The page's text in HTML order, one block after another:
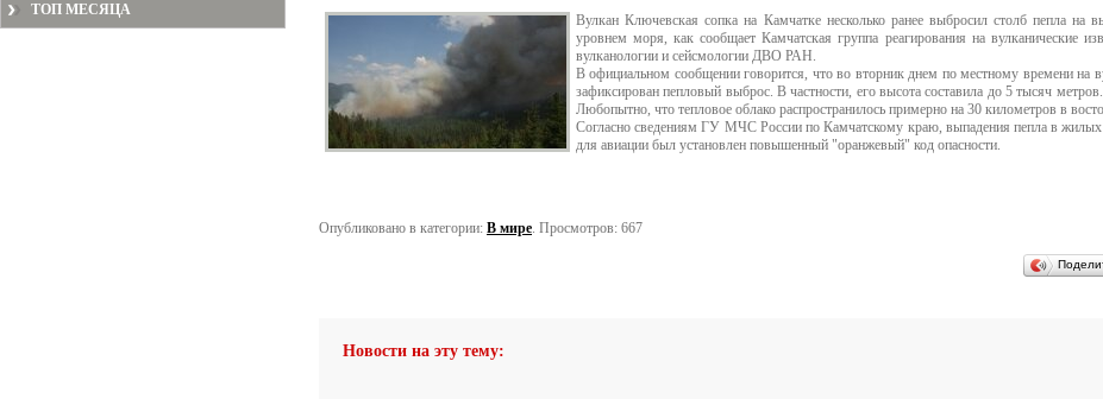
ТОП МЕСЯЦА
Вулкан Ключевская сопка на Камчатке несколько ранее выбросил столб пепла на
уровнем моря, как сообщает Камчатская группа реагирования на вулканические
вулканологии и сейсмологии ДВО РАН.
В официальном сообщении говорится, что во вторник днем по местному времени на
зафиксирован пепловый выброс. В частности, его высота составила до 5 тысяч
Любопытно, что тепловое облако распространилось примерно на 30 километров в
Согласно сведениям ГУ МЧС России по Камчатскому краю, выпадения пепла в жилых
для авиации был установлен повышенный "оранжевый" код опасности.
Опубликовано в категории: В мире. Просмотров: 667
Новости на эту тему: